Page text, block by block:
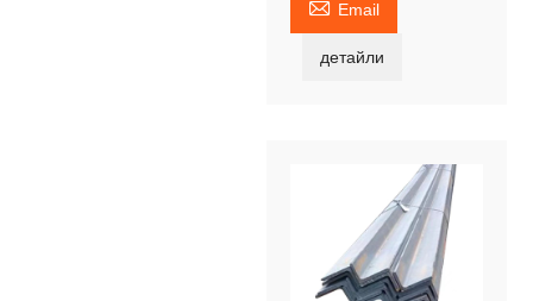
 Email
детайли